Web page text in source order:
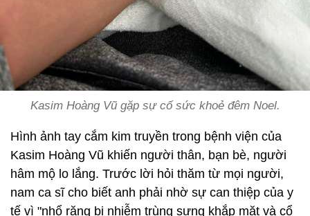
Kasim Hoàng Vũ gặp sự cố sức khoẻ đêm Noel.
Hình ảnh tay cắm kim truyền trong bệnh viện của
Kasim Hoàng Vũ khiến người thân, bạn bè, người
hâm mộ lo lắng. Trước lời hỏi thăm từ mọi người,
nam ca sĩ cho biết anh phải nhờ sự can thiệp của y
tế vì "nhổ răng bị nhiễm trùng sưng khắp mặt và cổ